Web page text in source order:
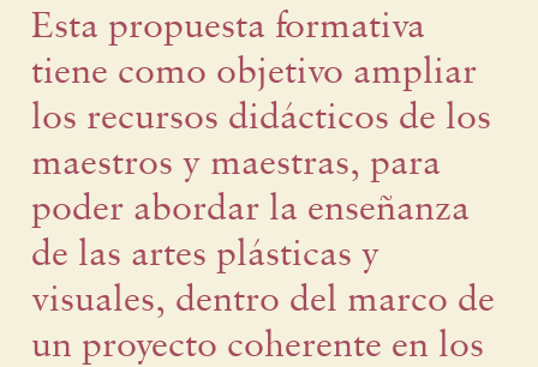
Esta propuesta formativa
tiene como objetivo ampliar
los recursos didácticos de los
maestros y maestras, para
poder abordar la enseñanza
de las artes plásticas y
visuales, dentro del marco de
un proyecto coherente en los